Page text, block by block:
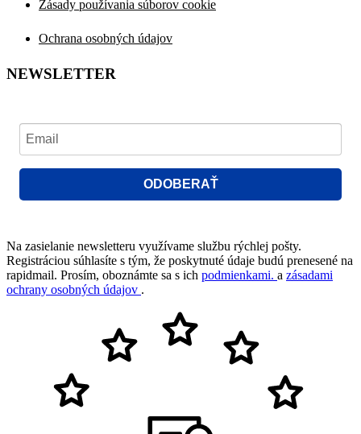
Zásady používania súborov cookie
Ochrana osobných údajov
NEWSLETTER
ODOBERAŤ
Na zasielanie newsletteru využívame službu rýchlej pošty.
Registráciou súhlasíte s tým, že poskytnuté údaje budú prenesené na
rapidmail. Prosím, oboznámte sa s ich podmienkami. a zásadami
ochrany osobných údajov .